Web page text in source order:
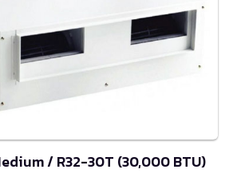
/ R32-30T (30,000 BTU)